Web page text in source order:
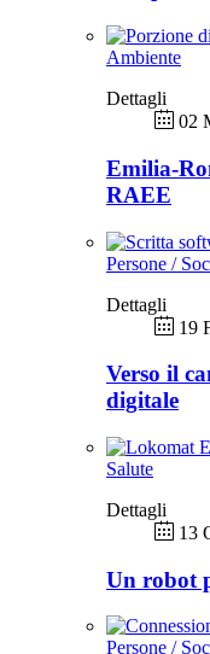
Ambiente
Dettagli
02
Emilia-
RAEE
Persone /
Dettagli
19
Verso il
digitale
Salute
Dettagli
13
Un robot
Persone /